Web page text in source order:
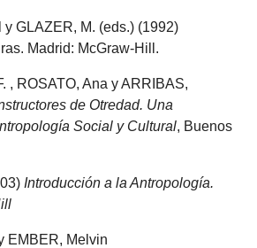
GLAZER, M. (eds.) (1992)
Madrid: McGraw-Hill.
, ROSATO, Ana y ARRIBAS,
de Otredad. Una
Social y Cultural, Buenos
Introducción a la Antropología.
EMBER, Melvin